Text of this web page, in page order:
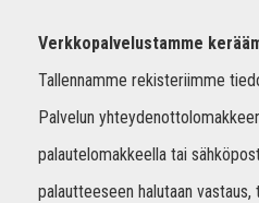
Verkkopalvelustamme
Tallennamme rekisteriimme
Palvelun
palautelomakkeella tai
palautteeseen halutaan